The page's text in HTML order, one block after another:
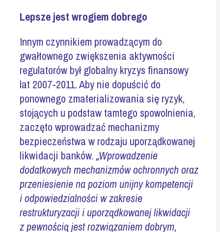
Lepsze jest wrogiem dobrego
Innym czynnikiem prowadzącym do
gwałtownego zwiększenia aktywności
regulatorów był globalny kryzys finansowy
lat 2007-2011. Aby nie dopuścić do
ponownego zmaterializowania się ryzyk,
stojących u podstaw tamtego spowolnienia,
zaczęto wprowadzać mechanizmy
bezpieczeństwa w rodzaju uporządkowanej
likwidacji banków. „Wprowadzenie
dodatkowych mechanizmów ochronnych oraz
przeniesienie na poziom unijny kompetencji
i odpowiedzialności w zakresie
restrukturyzacji i uporządkowanej likwidacji
z pewnością jest rozwiązaniem dobrym,